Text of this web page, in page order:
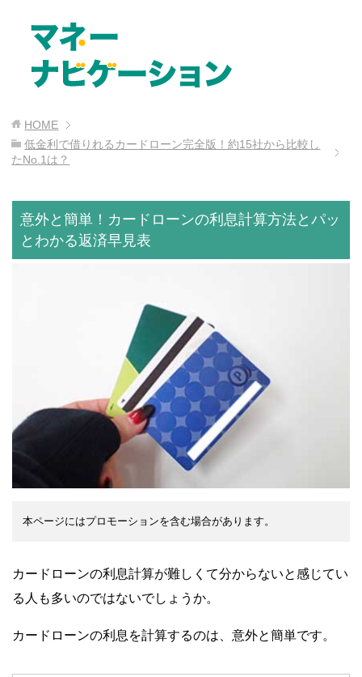
HOME
低金利で借りれるカードローン完全版！約15社から比較し
たNo.1は？
意外と簡単！カードローンの利息計算方法とパッ
とわかる返済早見表
本ページにはプロモーションを含む場合があります。
カードローンの利息計算が難しくて分からないと感じてい
る人も多いのではないでしょうか。
カードローンの利息を計算するのは、意外と簡単です。